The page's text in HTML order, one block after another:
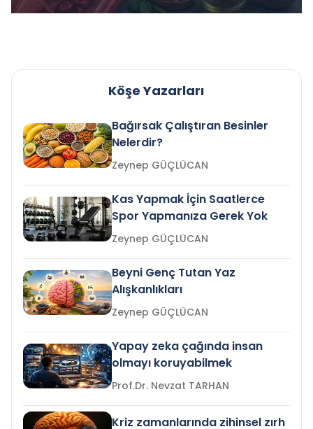
Köşe Yazarları
Bağırsak Çalıştıran Besinler
Nelerdir?
Zeynep GÜÇLÜCAN
Kas Yapmak İçin Saatlerce
Spor Yapmanıza Gerek Yok
Zeynep GÜÇLÜCAN
Beyni Genç Tutan Yaz
Alışkanlıkları
Zeynep GÜÇLÜCAN
Yapay zeka çağında insan
olmayı koruyabilmek
Prof.Dr. Nevzat TARHAN
Kriz zamanlarında zihinsel zırh